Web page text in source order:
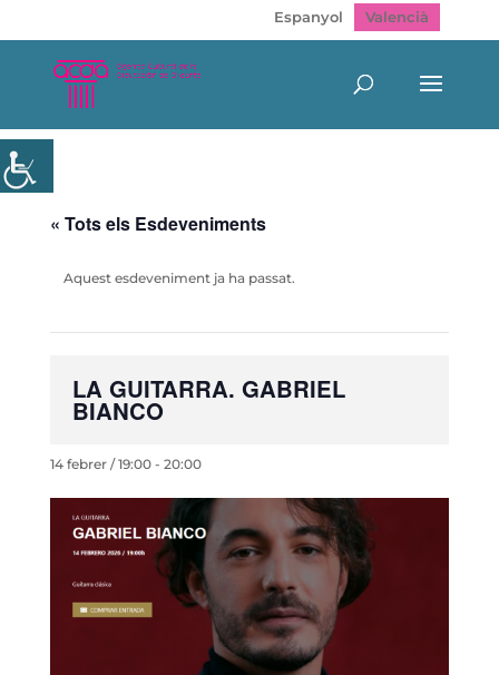
Espanyol Valencià
« Tots els Esdeveniments
Aquest esdeveniment ja ha passat.
LA GUITARRA. GABRIEL
BIANCO
14 febrer / 19:00- 20:00